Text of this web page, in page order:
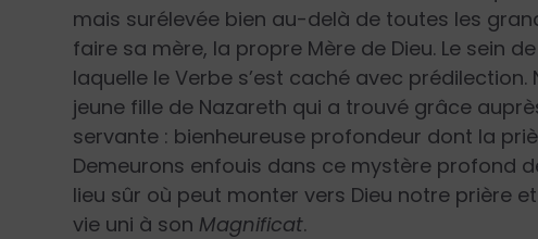
mais surélevée bien au-delà de toutes les
faire sa mère, la propre Mère de Dieu. Le sein
laquelle le Verbe s’est caché avec
jeune fille de Nazareth qui a trouvé grâce
servante : bienheureuse profondeur dont la
Demeurons enfouis dans ce mystère profond
lieu sûr où peut monter vers Dieu notre prière
vie uni à son Magnificat.